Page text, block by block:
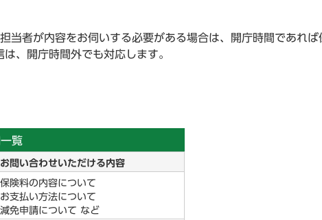
当者が内容をお伺いする必要がある場合は、開庁時間であれば
、開庁時間外でも対応します。
覧
お問い合わせいただける内容
保険料の内容について
お支払い方法について
減免申請について など